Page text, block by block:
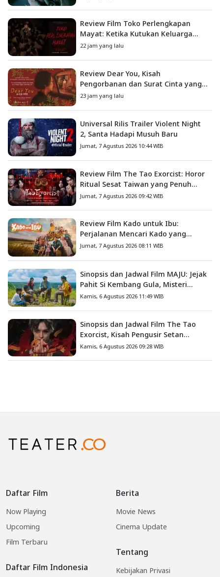
Review Film Toko Perlengkapan
Mayat: Ketika Kutukan Keluarga
Menjadi Sumber Teror yang
22 jam yang lalu
Review Dear You, Kisah
Pengorbanan dan Surat Cinta yang
Menyentuh Hati
23 jam yang lalu
Universal Rilis Trailer Violent Night
2, Santa Hadapi Musuh Baru
Jumat, 7 Agustus 2026 10:44 WIB
Review Film The Tao Exorcist: Horor
Ritual Sesat Taiwan yang Penuh
Misteri dan Teror Psikologis
Jumat, 7 Agustus 2026 09:42 WIB
Review Film Kado untuk Ibu:
Perjalanan Mencari Kado yang
Mengajarkan Arti Keluarga
Jumat, 7 Agustus 2026 08:11 WIB
Sinopsis dan Jadwal Film MAJU: Jejak
Pahit Si Kembang Gula, Misteri
Hilangnya Bagas di Lokasi Jambore
Kamis, 6 Agustus 2026 11:49 WIB
Sinopsis dan Jadwal Film The Tao
Exorcist, Kisah Pengusir Setan
Melawan Kutukan Mematikan
Kamis, 6 Agustus 2026 09:28 WIB
Daftar Film
Now Playing
Upcoming
Film Terbaru
Daftar Film Indonesia
Berita
Movie News
Cinema Update
Tentang
Kebijakan Privasi